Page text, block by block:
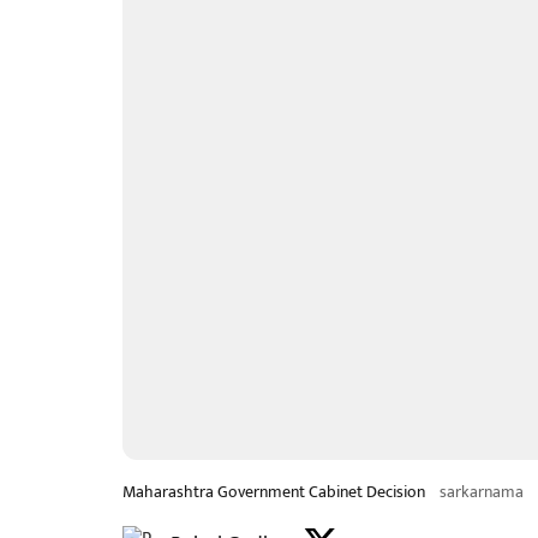
Maharashtra Government Cabinet Decision sarkarnama